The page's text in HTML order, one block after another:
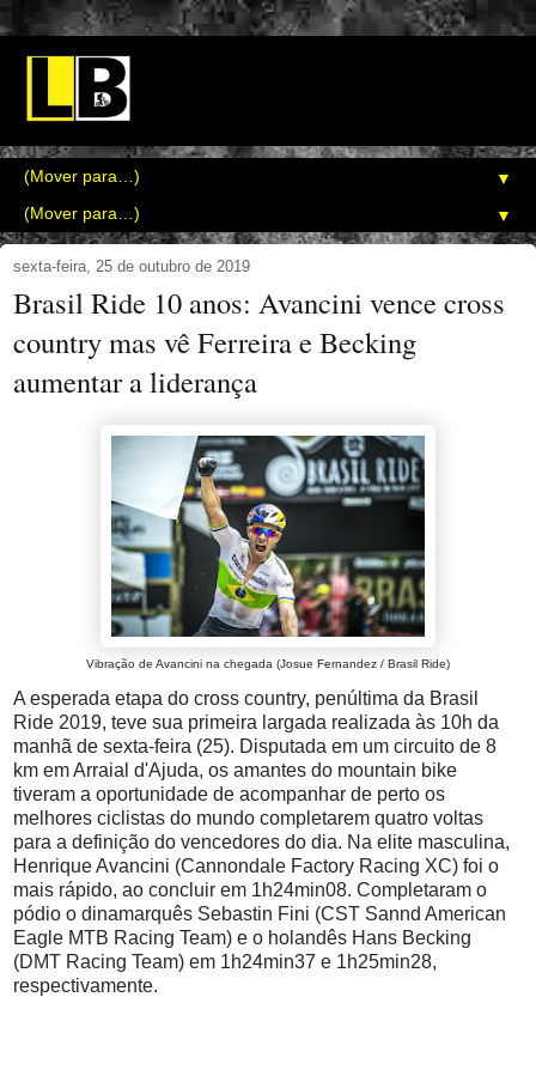
▼
▼
sexta-feira, 25 de outubro de 2019
Brasil Ride 10 anos: Avancini vence cross
country mas vê Ferreira e Becking
aumentar a liderança
Vibração de Avancini na chegada (Josue Fernandez / Brasil Ride)
A esperada etapa do cross country, penúltima da Brasil
Ride 2019, teve sua primeira largada realizada às 10h da
manhã de sexta-feira (25). Disputada em um circuito de 8
km em Arraial d'Ajuda, os amantes do mountain bike
tiveram a oportunidade de acompanhar de perto os
melhores ciclistas do mundo completarem quatro voltas
para a definição do vencedores do dia. Na elite masculina,
Henrique Avancini (Cannondale Factory Racing XC) foi o
mais rápido, ao concluir em 1h24min08. Completaram o
pódio o dinamarquês Sebastin Fini (CST Sannd American
Eagle MTB Racing Team) e o holandês Hans Becking
(DMT Racing Team) em 1h24min37 e 1h25min28,
respectivamente.